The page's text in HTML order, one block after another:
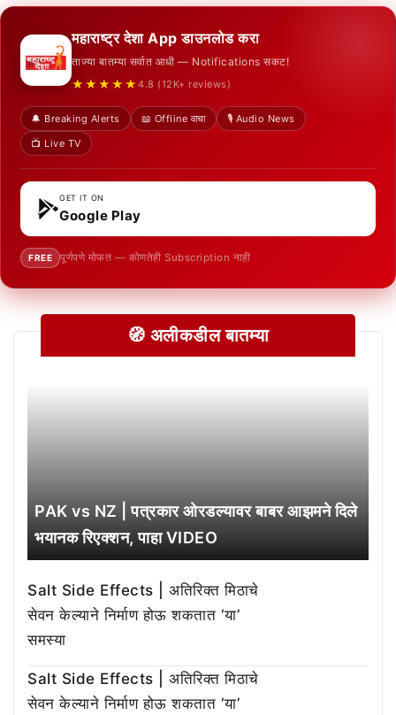
महाराष्ट्र देशा App डाउनलोड करा
ताज्या बातम्या सर्वात आधी — Notifications सकट!
★★★★★ 4.8 (12K+ reviews)
🔔 Breaking Alerts 📖 Offline वाचा
🎙️ Audio News
📺 Live TV
GET IT ON
Google Play
FREE पूर्णपणे मोफत — कोणतेही Subscription नाही
🧭 अलीकडील बातम्या
PAK vs NZ | पत्रकार ओरडल्यावर बाबर आझमने दिले
भयानक रिएक्शन, पाहा VIDEO
Salt Side Effects | अतिरिक्त मिठाचे
सेवन केल्याने निर्माण होऊ शकतात ‘या’
समस्या
Salt Side Effects | अतिरिक्त मिठाचे
सेवन केल्याने निर्माण होऊ शकतात ‘या’